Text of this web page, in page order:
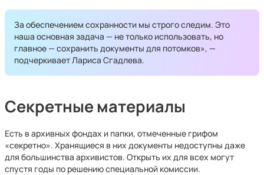
За обеспечением сохранности мы строго следим. Это
наша основная задача — не только использовать, но
главное — сохранить документы для потомков», —
подчеркивает Лариса Сгадлева.
Секретные материалы
Есть в архивных фондах и папки, отмеченные грифом
«секретно». Хранящиеся в них документы недоступны даже
для большинства архивистов. Открыть их для всех могут
спустя годы по решению специальной комиссии.